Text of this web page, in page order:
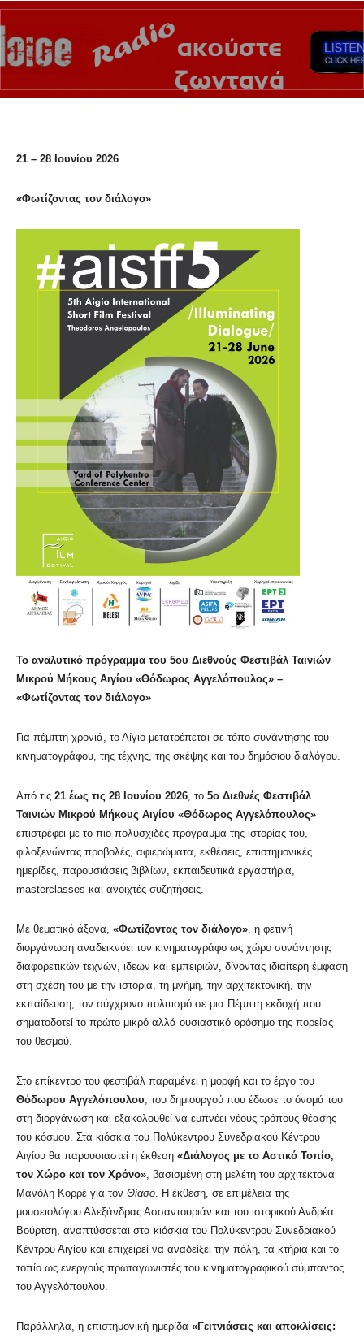
21 – 28 Ιουνίου 2026
«Φωτίζοντας τον διάλογο»
Το αναλυτικό πρόγραμμα του 5ου Διεθνούς Φεστιβάλ Ταινιών
Μικρού Μήκους Αιγίου «Θόδωρος Αγγελόπουλος» –
«Φωτίζοντας τον διάλογο»
Για πέμπτη χρονιά, το Αίγιο μετατρέπεται σε τόπο συνάντησης του
κινηματογράφου, της τέχνης, της σκέψης και του δημόσιου διαλόγου.
Από τις 21 έως τις 28 Ιουνίου 2026, το 5ο Διεθνές Φεστιβάλ
Ταινιών Μικρού Μήκους Αιγίου «Θόδωρος Αγγελόπουλος»
επιστρέφει με το πιο πολυσχιδές πρόγραμμα της ιστορίας του,
φιλοξενώντας προβολές, αφιερώματα, εκθέσεις, επιστημονικές
ημερίδες, παρουσιάσεις βιβλίων, εκπαιδευτικά εργαστήρια,
masterclasses και ανοιχτές συζητήσεις.
Με θεματικό άξονα, «Φωτίζοντας τον διάλογο», η φετινή
διοργάνωση αναδεικνύει τον κινηματογράφο ως χώρο συνάντησης
διαφορετικών τεχνών, ιδεών και εμπειριών, δίνοντας ιδιαίτερη έμφαση
στη σχέση του με την ιστορία, τη μνήμη, την αρχιτεκτονική, την
εκπαίδευση, τον σύγχρονο πολιτισμό σε μια Πέμπτη εκδοχή που
σηματοδοτεί το πρώτο μικρό αλλά ουσιαστικό ορόσημο της πορείας
του θεσμού.
Στο επίκεντρο του φεστιβάλ παραμένει η μορφή και το έργο του
Θόδωρου Αγγελόπουλου, του δημιουργού που έδωσε το όνομά του
στη διοργάνωση και εξακολουθεί να εμπνέει νέους τρόπους θέασης
του κόσμου. Στα κιόσκια του Πολύκεντρου Συνεδριακού Κέντρου
Αιγίου θα παρουσιαστεί η έκθεση «Διάλογος με το Αστικό Τοπίο,
τον Χώρο και τον Χρόνο», βασισμένη στη μελέτη του αρχιτέκτονα
Μανόλη Κορρέ για τον Θίασο. Η έκθεση, σε επιμέλεια της
μουσειολόγου Αλεξάνδρας Ασσαντουριάν και του ιστορικού Ανδρέα
Βούρτση, αναπτύσσεται στα κιόσκια του Πολύκεντρου Συνεδριακού
Κέντρου Αιγίου και επιχειρεί να αναδείξει την πόλη, τα κτήρια και το
τοπίο ως ενεργούς πρωταγωνιστές του κινηματογραφικού σύμπαντος
του Αγγελόπουλου.
Παράλληλα, η επιστημονική ημερίδα «Γειτνιάσεις και αποκλίσεις: